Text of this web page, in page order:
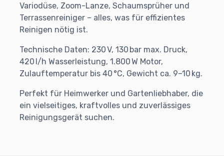
Variodüse, Zoom-Lanze, Schaumsprüher und
Terrassenreiniger – alles, was für effizientes
Reinigen nötig ist.
Technische Daten: 230 V, 130 bar max. Druck,
420 l/h Wasserleistung, 1.800 W Motor,
Zulauftemperatur bis 40 °C, Gewicht ca. 9–10 kg.
Perfekt für Heimwerker und Gartenliebhaber, die
ein vielseitiges, kraftvolles und zuverlässiges
Reinigungsgerät suchen.